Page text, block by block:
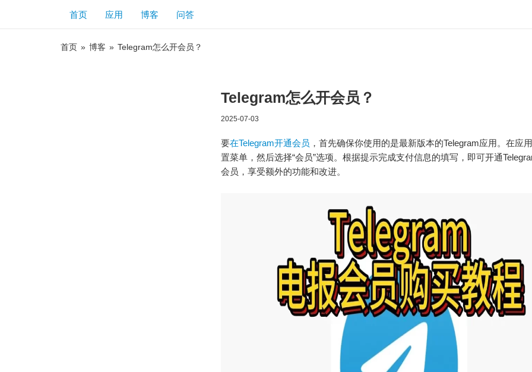
首页 应用 博客 问答
首页 » 博客 » Telegram怎么开会员？
Telegram怎么开会员？
2025-07-03
要在Telegram开通会员 ，首先确保你使用的是最新版本的Telegram应用。在应
置菜单，然后选择“会员”选项。根据提示完成支付信息的填写，即可开通
会员，享受额外的功能和改进。